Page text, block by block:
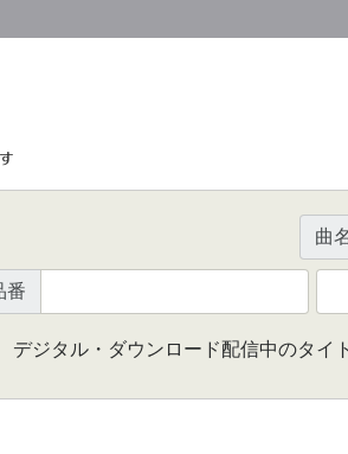
曲
番
デジタル・ダウンロード配信中のタイ